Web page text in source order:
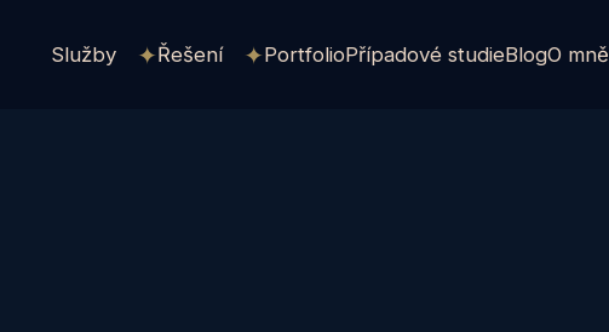
Služby ✦Řešení ✦PortfolioPřípadové studieBlogO mně